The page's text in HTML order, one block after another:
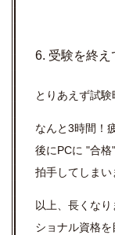
6. 受験を終え
とりあえず試験
なんと3時間！
後にPCに "合
拍手してしまい
以上、長くな
ショナル資格を